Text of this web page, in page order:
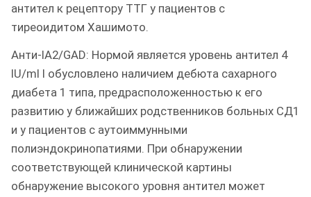
антител к рецептору ТТГ у пациентов с
тиреоидитом Хашимото.
Анти-IA2/GAD: Нормой является уровень антител 4
IU/ml l обусловлено наличием дебюта сахарного
диабета 1 типа, предрасположенностью к его
развитию у ближайших родственников больных СД1
и у пациентов с аутоиммунными
полиэндокринопатиями. При обнаружении
соответствующей клинической картины
обнаружение высокого уровня антител может